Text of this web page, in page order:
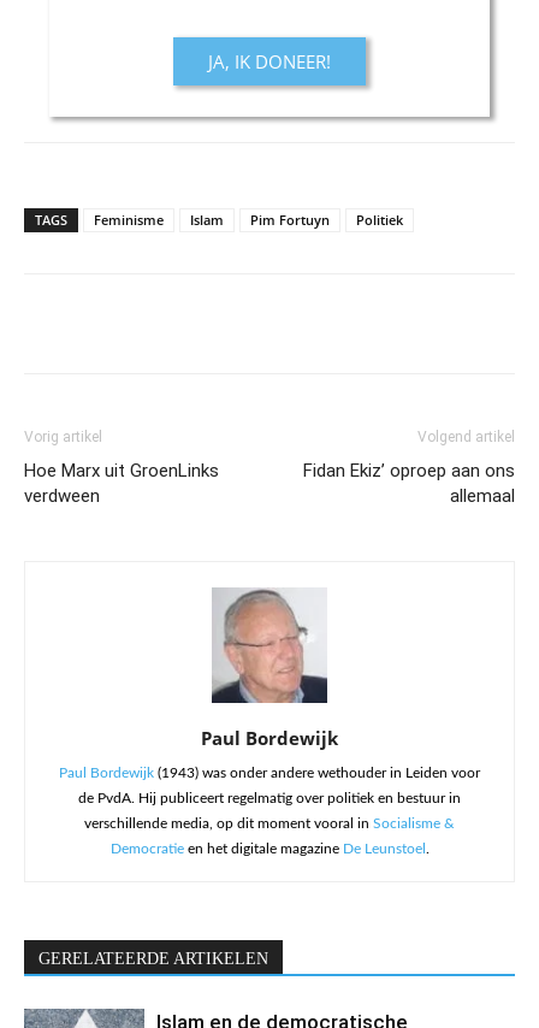
JA, IK DONEER!
TAGS Feminisme Islam Pim Fortuyn Politiek
Vorig artikel
Hoe Marx uit GroenLinks
verdween
Volgend artikel
Fidan Ekiz’ oproep aan ons
allemaal
Paul Bordewijk
Paul Bordewijk (1943) was onder andere wethouder in Leiden voor
de PvdA. Hij publiceert regelmatig over politiek en bestuur in
verschillende media, op dit moment vooral in Socialisme &
Democratieen het digitale magazine De Leunstoel .
GERELATEERDE ARTIKELEN
Islam en de democratische